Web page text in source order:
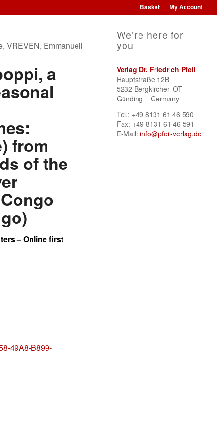
Basket My Account
VREVEN, Emmanuell
a
from
of the
– Online first
49A8-B899-
We’re here for
you
Verlag Dr. Friedrich Pfeil
Hauptstraße 12B
5232 Bergkirchen OT
Günding – Germany
Tel.: +49 8131 61 46 590
Fax: +49 8131 61 46 591
E-Mail:info@pfeil-verlag.de